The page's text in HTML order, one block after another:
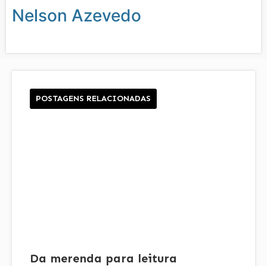
Nelson Azevedo
POSTAGENS RELACIONADAS
Da merenda para leitura